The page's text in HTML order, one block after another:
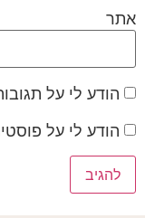
אתר
הודע לי על
הודע לי על